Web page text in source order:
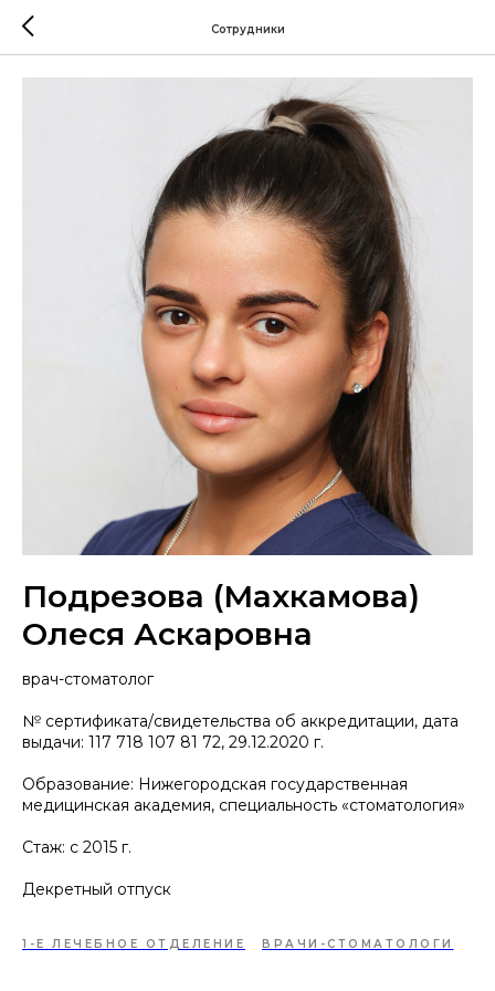
Сотрудники
Подрезова (Махкамова)
Олеся Аскаровна
врач-стоматолог
№ сертификата/свидетельства об аккредитации, дата
выдачи: 117 718 107 81 72, 29.12.2020 г.
Образование: Нижегородская государственная
медицинская академия, специальность «стоматология»
Стаж: с 2015 г.
Декретный отпуск
1-Е ЛЕЧЕБНОЕ ОТДЕЛЕНИЕ ВРАЧИ-СТОМАТОЛОГИ